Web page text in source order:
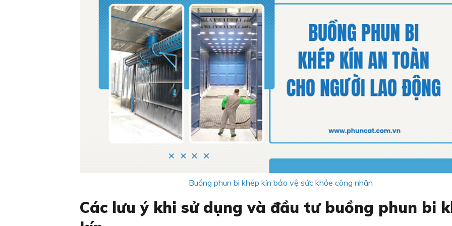
Buồng phun bi khép kín bảo vệ sức khỏe công nhân
Các lưu ý khi sử dụng và đầu tư buồng phun bi